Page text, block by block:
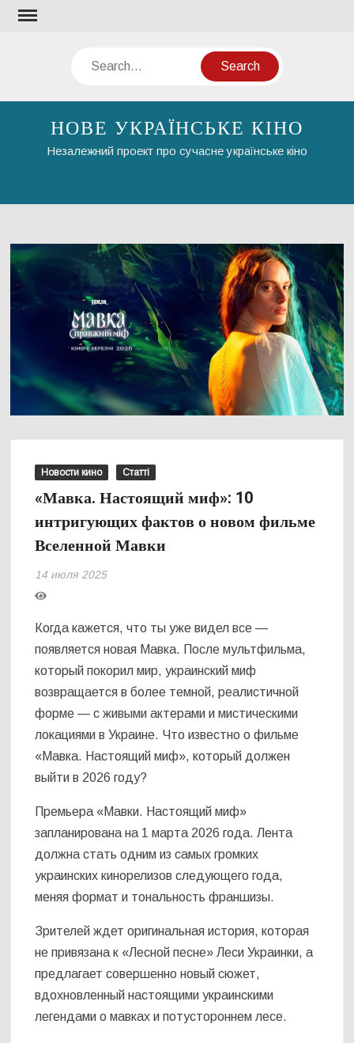
Skip
Search
НОВЕ УКРАЇНСЬКЕ КІНО
Незалежний проект про сучасне українське кіно
Новости кино Статті
«Мавка. Настоящий миф»: 10
интригующих фактов о новом фильме
Вселенной Мавки
14 июля 2025
Когда кажется, что ты уже видел все —
появляется новая Мавка. После мультфильма,
который покорил мир, украинский миф
возвращается в более темной, реалистичной
форме — с живыми актерами и мистическими
локациями в Украине. Что известно о фильме
«Мавка. Настоящий миф», который должен
выйти в 2026 году?
Премьера «Мавки. Настоящий миф»
запланирована на 1 марта 2026 года. Лента
должна стать одним из самых громких
украинских кинорелизов следующего года,
меняя формат и тональность франшизы.
Зрителей ждет оригинальная история, которая
не привязана к «Лесной песне» Леси Украинки, а
предлагает совершенно новый сюжет,
вдохновленный настоящими украинскими
легендами о мавках и потустороннем лесе.